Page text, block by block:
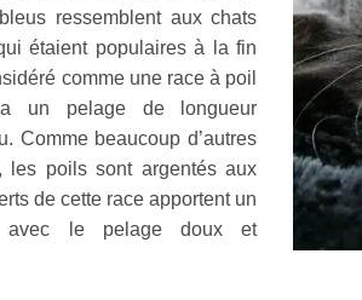
ressemblent aux chats
étaient populaires à la fin
comme une race à poil
un pelage de longueur
Comme beaucoup d’autres
les poils sont argentés aux
de cette race apportent un
avec le pelage doux et